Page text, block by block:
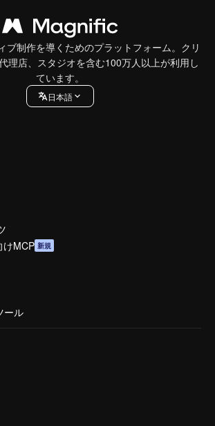
ブ制作を導くためのプラットフォーム。クリ
理店、スタジオを含む100万人以上が利用し
ています。
日本語
けMCP 新規
ール